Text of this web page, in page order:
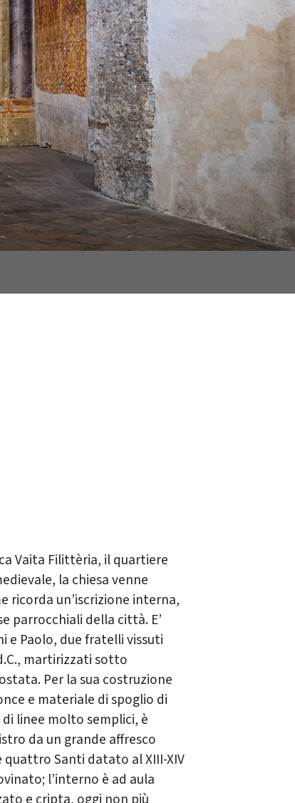
Vaita Filittèria, il quartiere
la chiesa venne
ricorda un’iscrizione interna,
parrocchiali della città. E’
e Paolo, due fratelli vissuti
martirizzati sotto
Per la sua costruzione
e materiale di spoglio di
linee molto semplici, è
da un grande affresco
Santi datato al XIII-XIV
l’interno è ad aula